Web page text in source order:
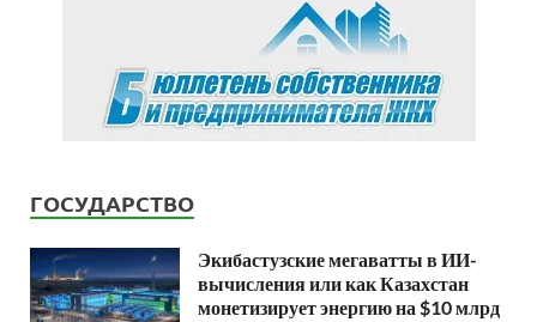
ГОСУДАРСТВО
Экибастузские мегаватты в ИИ-
вычисления или как Казахстан
монетизирует энергию на $10 млрд